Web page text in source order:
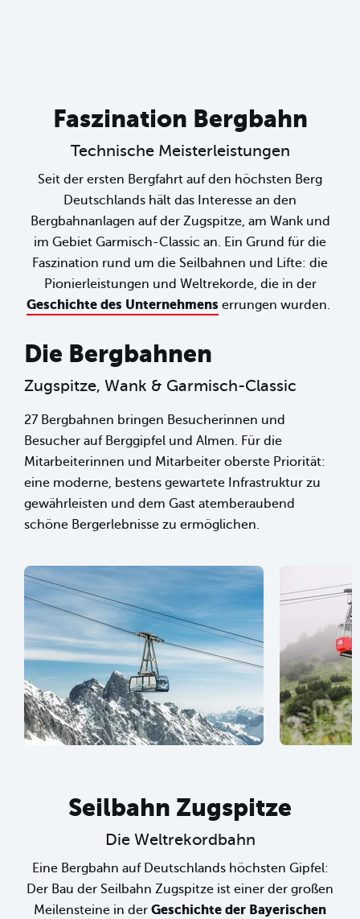
Faszination Bergbahn
Technische Meisterleistungen
Seit der ersten Bergfahrt auf den höchsten Berg
Deutschlands hält das Interesse an den
Bergbahnanlagen auf der Zugspitze, am Wank und
im Gebiet Garmisch-Classic an. Ein Grund für die
Faszination rund um die Seilbahnen und Lifte: die
Pionierleistungen und Weltrekorde, die in der
Geschichte des Unternehmens errungen wurden.
Die Bergbahnen
Zugspitze, Wank & Garmisch-Classic
27 Bergbahnen bringen Besucherinnen und
Besucher auf Berggipfel und Almen. Für die
Mitarbeiterinnen und Mitarbeiter oberste Priorität:
eine moderne, bestens gewartete Infrastruktur zu
gewährleisten und dem Gast atemberaubend
schöne Bergerlebnisse zu ermöglichen.
Seilbahn Zugspitze
Die Weltrekordbahn
Eine Bergbahn auf Deutschlands höchsten Gipfel:
Der Bau der Seilbahn Zugspitze ist einer der großen
Meilensteine in der Geschichte der Bayerischen